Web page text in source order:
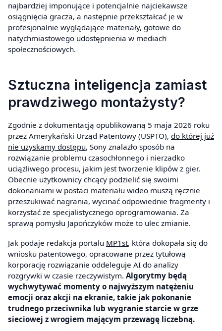
najbardziej imponujące i potencjalnie najciekawsze
osiągnięcia gracza, a następnie przekształcać je w
profesjonalnie wyglądające materiały, gotowe do
natychmiastowego udostępnienia w mediach
społecznościowych.
Sztuczna inteligencja zamiast
prawdziwego montażysty?
Zgodnie z dokumentacją opublikowaną 5 maja 2026 roku
przez Amerykański Urząd Patentowy (USPTO), do której już
nie uzyskamy dostępu, Sony znalazło sposób na
rozwiązanie problemu czasochłonnego i nierzadko
uciążliwego procesu, jakim jest tworzenie klipów z gier.
Obecnie użytkownicy chcący podzielić się swoimi
dokonaniami w postaci materiału wideo muszą ręcznie
przeszukiwać nagrania, wycinać odpowiednie fragmenty i
korzystać ze specjalistycznego oprogramowania. Za
sprawą pomysłu Japończyków może to ulec zmianie.
Jak podaje redakcja portalu MP1st, która dokopała się do
wniosku patentowego, opracowane przez tytułową
korporację rozwiązanie oddeleguje AI do analizy
rozgrywki w czasie rzeczywistym. Algorytmy będą
wychwytywać momenty o najwyższym natężeniu
emocji oraz akcji na ekranie, takie jak pokonanie
trudnego przeciwnika lub wygranie starcie w grze
sieciowej z wrogiem mającym przewagę liczebną.